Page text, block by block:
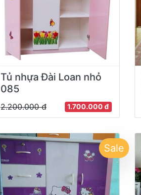
Tủ nhựa Đài Loan nhỏ
085
2.200.000 đ 1.700.000 đ
Sale